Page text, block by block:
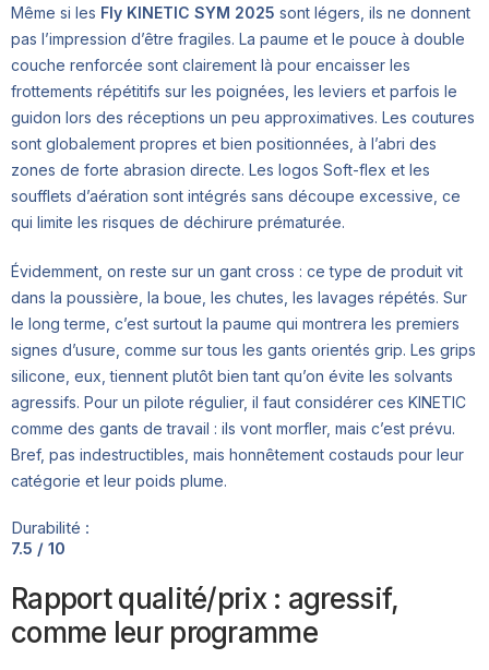
Même si les Fly KINETIC SYM 2025 sont légers, ils ne donnent
pas l’impression d’être fragiles. La paume et le pouce à double
couche renforcée sont clairement là pour encaisser les
frottements répétitifs sur les poignées, les leviers et parfois le
guidon lors des réceptions un peu approximatives. Les coutures
sont globalement propres et bien positionnées, à l’abri des
zones de forte abrasion directe. Les logos Soft-flex et les
soufflets d’aération sont intégrés sans découpe excessive, ce
qui limite les risques de déchirure prématurée.
Évidemment, on reste sur un gant cross : ce type de produit vit
dans la poussière, la boue, les chutes, les lavages répétés. Sur
le long terme, c’est surtout la paume qui montrera les premiers
signes d’usure, comme sur tous les gants orientés grip. Les grips
silicone, eux, tiennent plutôt bien tant qu’on évite les solvants
agressifs. Pour un pilote régulier, il faut considérer ces KINETIC
comme des gants de travail : ils vont morfler, mais c’est prévu.
Bref, pas indestructibles, mais honnêtement costauds pour leur
catégorie et leur poids plume.
Durabilité :
7.5 / 10
Rapport qualité/prix : agressif,
comme leur programme